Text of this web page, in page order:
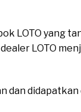
LOTO yang
LOTO
dan